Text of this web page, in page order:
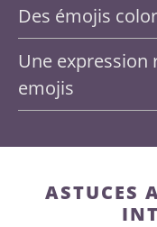
Des émojis
Une expression
emojis
ASTUCES